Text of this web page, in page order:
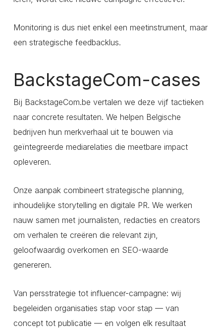
Monitoring is dus niet enkel een meetinstrument, maar
een strategische feedbacklus.
BackstageCom-cases
Bij BackstageCom.be vertalen we deze vijf tactieken
naar concrete resultaten. We helpen Belgische
bedrijven hun merkverhaal uit te bouwen via
geïntegreerde mediarelaties die meetbare impact
opleveren.
Onze aanpak combineert strategische planning,
inhoudelijke storytelling en digitale PR. We werken
nauw samen met journalisten, redacties en creators
om verhalen te creëren die relevant zijn,
geloofwaardig overkomen en SEO-waarde
genereren.
Van persstrategie tot influencer-campagne: wij
begeleiden organisaties stap voor stap — van
concept tot publicatie — en volgen elk resultaat